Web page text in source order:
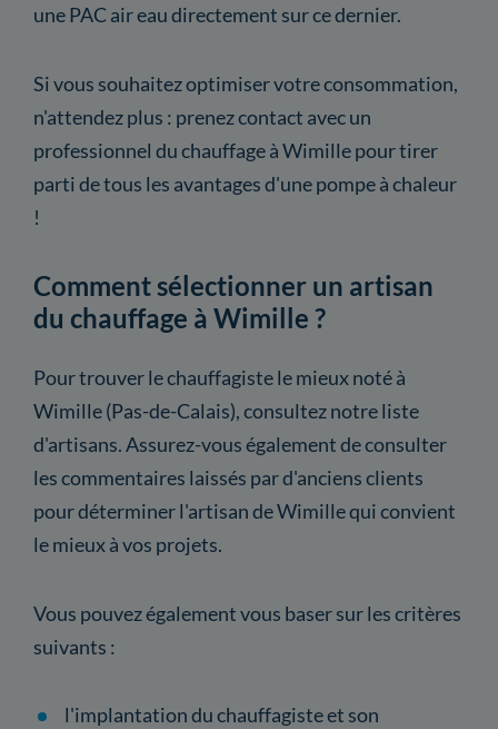
une PAC air eau directement sur ce dernier.
Si vous souhaitez optimiser votre consommation,
n'attendez plus : prenez contact avec un
professionnel du chauffage à Wimille pour tirer
parti de tous les avantages d'une pompe à chaleur
!
Comment sélectionner un artisan
du chauffage à Wimille ?
Pour trouver le chauffagiste le mieux noté à
Wimille (Pas-de-Calais), consultez notre liste
d'artisans. Assurez-vous également de consulter
les commentaires laissés par d'anciens clients
pour déterminer l'artisan de Wimille qui convient
le mieux à vos projets.
Vous pouvez également vous baser sur les critères
suivants :
l'implantation du chauffagiste et son